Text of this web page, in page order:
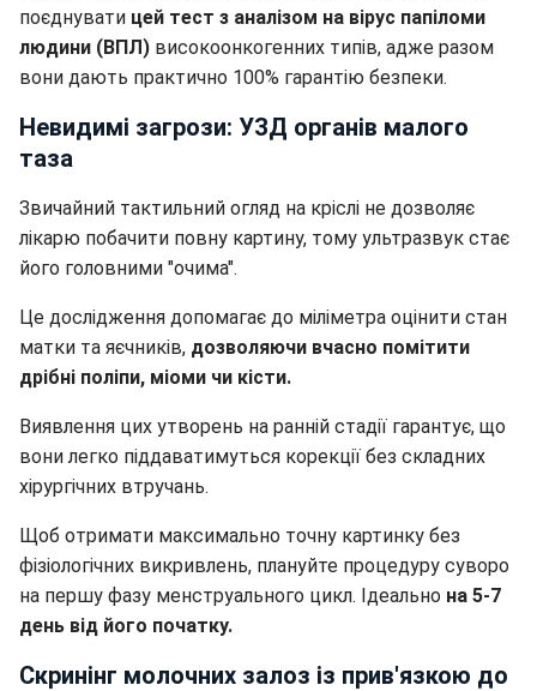
поєднувати цей тест з аналізом на вірус папіломи
людини (ВПЛ) високоонкогенних типів, адже разом
вони дають практично 100% гарантію безпеки.
Невидимі загрози: УЗД органів малого
таза
Звичайний тактильний огляд на кріслі не дозволяє
лікарю побачити повну картину, тому ультразвук стає
його головними "очима".
Це дослідження допомагає до міліметра оцінити стан
матки та яєчників, дозволяючи вчасно помітити
дрібні поліпи, міоми чи кісти.
Виявлення цих утворень на ранній стадії гарантує, що
вони легко піддаватимуться корекції без складних
хірургічних втручань.
Щоб отримати максимально точну картинку без
фізіологічних викривлень, плануйте процедуру суворо
на першу фазу менструального цикл. Ідеально на 5-7
день від його початку.
Скринінг молочних залоз із прив'язкою до